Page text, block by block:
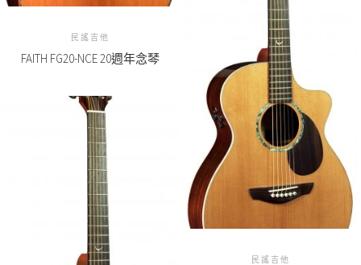
民謠吉他
FAITH FG20-NCE 20週年念琴
民謠吉他